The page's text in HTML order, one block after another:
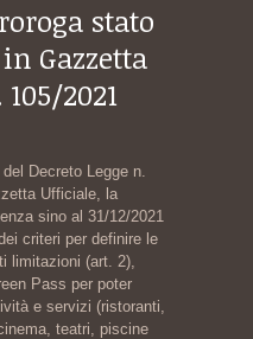
stato
Gazzetta
2021
Decreto Legge n.
Ufficiale, la
sino al 31/12/2021
criteri per definire le
limitazioni (art. 2),
Pass per poter
e servizi (ristoranti,
teatri, piscine